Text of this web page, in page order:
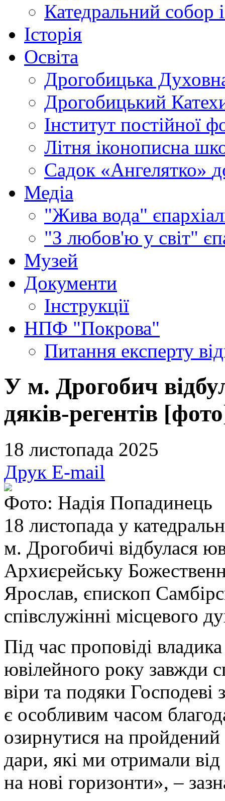
Катедральний собор
Історія
Освіта
Дрогобицька
Дрогобицький
Інститут постійної
Літня іконописна
Садок «Ангелятко»
Медіа
"Жива вода"
"З любов'ю у світ"
Музей
Документи
Інструкції
НПФ "Покрова"
Питання експерту
У м. Дрогобич
дяків-регентів
18 листопада 2025
Друк E-mail
Фото: Надія Попадинець
18 листопада у
м. Дрогобичі відбулася
Архиєрейську
Ярослав, єпископ
співслужінні місцевого
Під час проповіді
ювілейного року завжди
віри та подяки Господеві
є особливим часом
озирнутися на
дари, які ми отримали
на нові горизонти», –